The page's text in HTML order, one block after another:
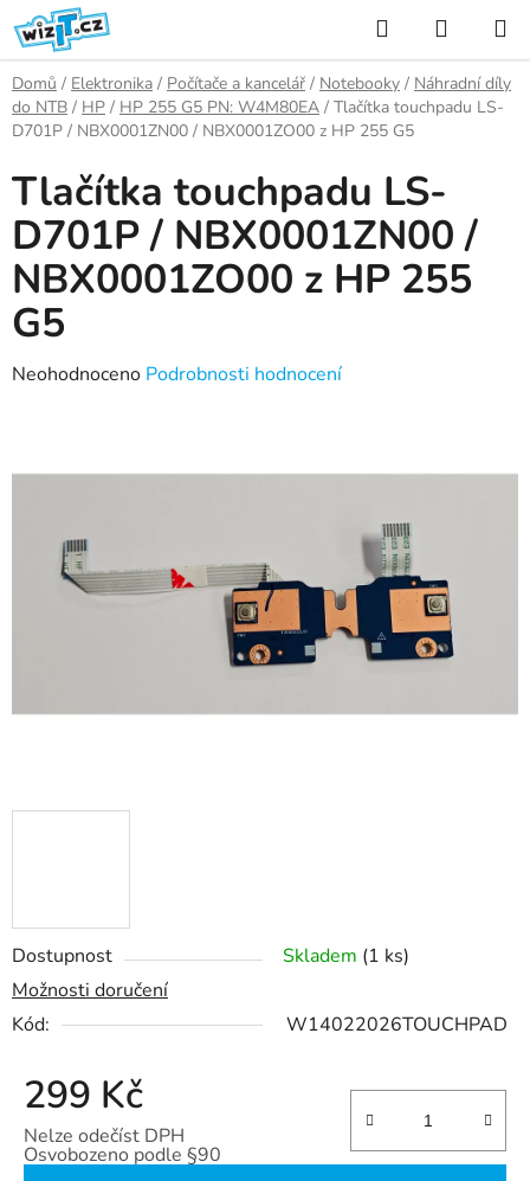
Přejít
na
obsah
Hledat
KOŠÍK
Domů / Elektronika / Počítače a kancelář / Notebooky / Náhradní díly
do NTB / HP / HP 255 G5 PN: W4M80EA / Tlačítka touchpadu LS-
D701P / NBX0001ZN00 / NBX0001ZO00 z HP 255 G5
Dostupnost Skladem (1 ks)
Možnosti doručení
Kód:
W14022026TOUCHPAD
299 Kč
Nelze odečíst DPH
Osvobozeno podle §90
Tlačítka touchpadu LS-
D701P / NBX0001ZN00 /
NBX0001ZO00 z HP 255
G5
Průměrné
je
hvězdiček.
Neohodnoceno Podrobnosti hodnocení